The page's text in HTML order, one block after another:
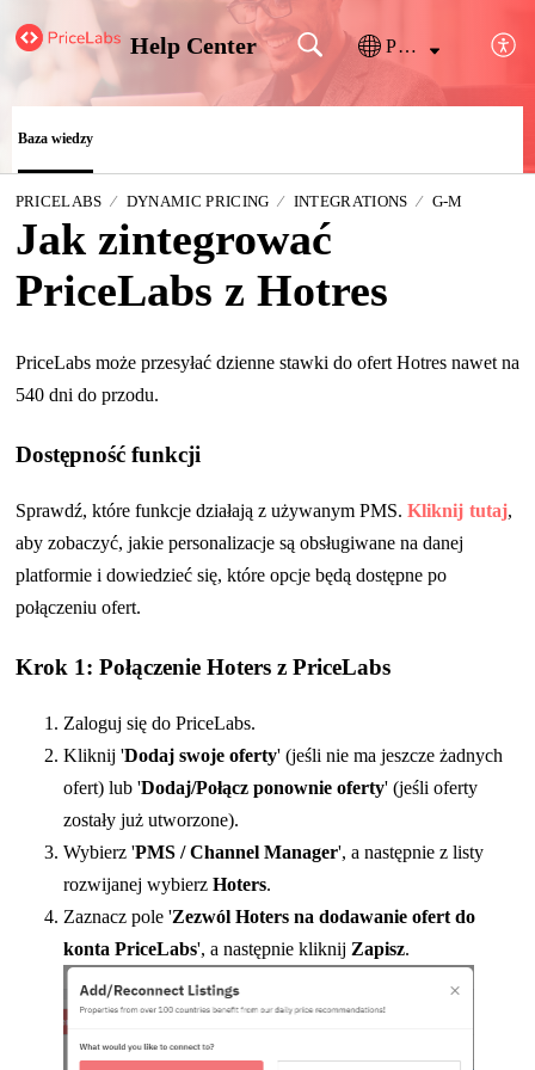
Help Center Polski
Baza wiedzy
PRICELABS DYNAMIC PRICING INTEGRATIONS G-M
Jak zintegrować
PriceLabs z Hotres
PriceLabs może przesyłać dzienne stawki do ofert Hotres nawet na
540 dni do przodu.
Dostępność funkcji
Sprawdź, które funkcje działają z używanym PMS. Kliknij tutaj,
aby zobaczyć, jakie personalizacje są obsługiwane na danej
platformie i dowiedzieć się, które opcje będą dostępne po
połączeniu ofert.
Krok 1: Połączenie Hoters z PriceLabs
Zaloguj się do PriceLabs.
Kliknij 'Dodaj swoje oferty' (jeśli nie ma jeszcze żadnych
ofert) lub 'Dodaj/Połącz ponownie oferty' (jeśli oferty
zostały już utworzone).
Wybierz 'PMS / Channel Manager', a następnie z listy
rozwijanej wybierz Hoters.
Zaznacz pole 'Zezwól Hoters na dodawanie ofert do
konta PriceLabs', a następnie kliknij Zapisz.